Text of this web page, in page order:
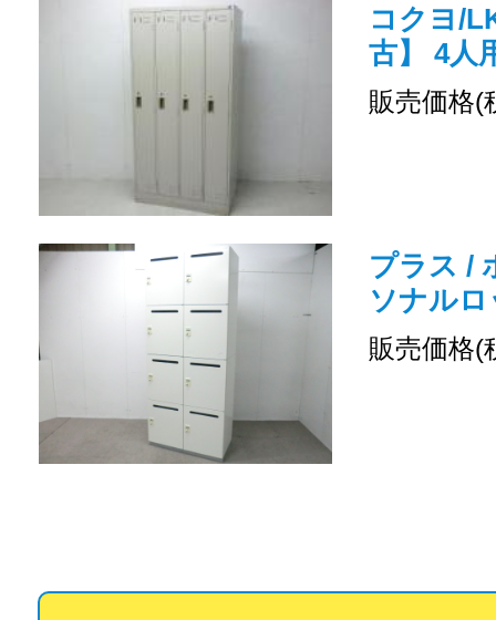
コクヨ/
古】 4人
販売価格(
プラス /
ソナル
販売価格(